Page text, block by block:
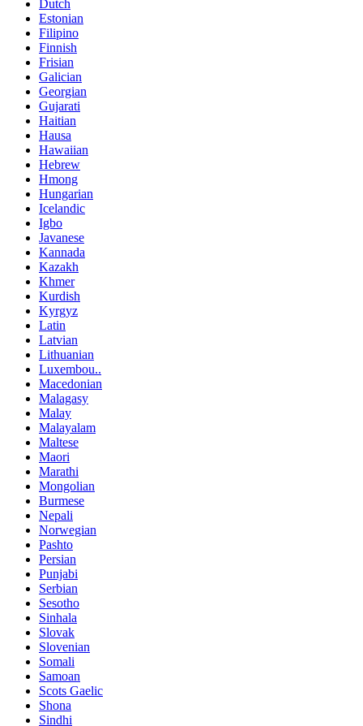
Dutch
Estonian
Filipino
Finnish
Frisian
Galician
Georgian
Gujarati
Haitian
Hausa
Hawaiian
Hebrew
Hmong
Hungarian
Icelandic
Igbo
Javanese
Kannada
Kazakh
Khmer
Kurdish
Kyrgyz
Latin
Latvian
Lithuanian
Luxembou..
Macedonian
Malagasy
Malay
Malayalam
Maltese
Maori
Marathi
Mongolian
Burmese
Nepali
Norwegian
Pashto
Persian
Punjabi
Serbian
Sesotho
Sinhala
Slovak
Slovenian
Somali
Samoan
Scots Gaelic
Shona
Sindhi